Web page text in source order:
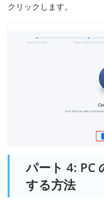
クリックします。
パート 4: PC
する方法